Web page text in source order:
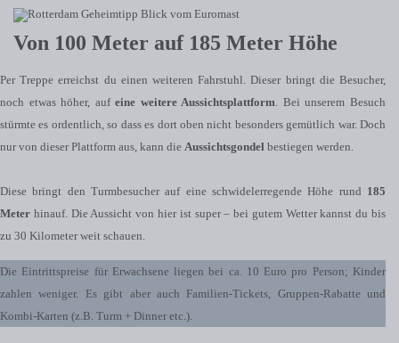
Von 100 Meter auf 185 Meter Höhe
Per Treppe erreichst du einen weiteren Fahrstuhl. Dieser bringt die Besucher,
noch etwas höher, aufeine weitere Aussichtsplattform . Bei unserem Besuch
stürmte es ordentlich, so dass es dort oben nicht besonders gemütlich war. Doch
nur von dieser Plattform aus, kann die Aussichtsgondel bestiegen werden.
Diese bringt den Turmbesucher auf eine schwidelerregende Höhe rund 185
Meter hinauf. Die Aussicht von hier ist super – bei gutem Wetter kannst du bis
zu 30 Kilometer weit schauen.
Die Eintrittspreise für Erwachsene liegen bei ca. 10 Euro pro Person; Kinder
zahlen weniger. Es gibt aber auch Familien-Tickets, Gruppen-Rabatte und
Kombi-Karten (z.B. Turm + Dinner etc.).